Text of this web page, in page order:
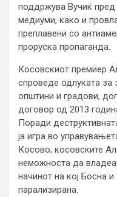
поддржува Вучиќ
медиуми, како и
преплавени со
проруска пропаганда.
Косовскиот премиер
спроведе одлуката за
општини и градови,
договор од 2013
Поради
ја игра во
Косово, косовските
неможноста да
начинот на кој Босна
парализирана.